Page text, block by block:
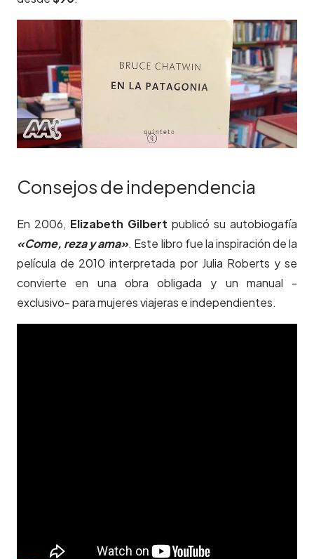
Consejos de independencia
En 2006, Elizabeth Gilbert publicó su autobiogafía
«Come, reza y ama». Este libro fue la inspiración de la
película de 2010 interpretada por Julia Roberts y se
convierte en una obra obligada y un manual -
exclusivo- para mujeres viajeras e independientes.